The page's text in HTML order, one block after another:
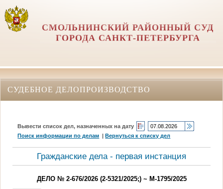
СМОЛЬНИНСКИЙ РАЙОННЫЙ СУД
ГОРОДА САНКТ-ПЕТЕРБУРГА
СУДЕБНОЕ ДЕЛОПРОИЗВОДСТВО
Вывести список дел, назначенных на дату
Поиск информации по делам |Вернуться к списку дел
Гражданские дела - первая инстанция
ДЕЛО № 2-676/2026 (2-5321/2025;) ~ М-1795/2025